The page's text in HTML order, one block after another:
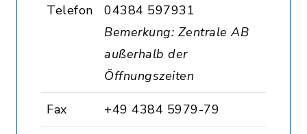
Telefon
04384 597931
Bemerkung: Zentrale AB
außerhalb der
Öffnungszeiten
Fax +49 4384 5979-79